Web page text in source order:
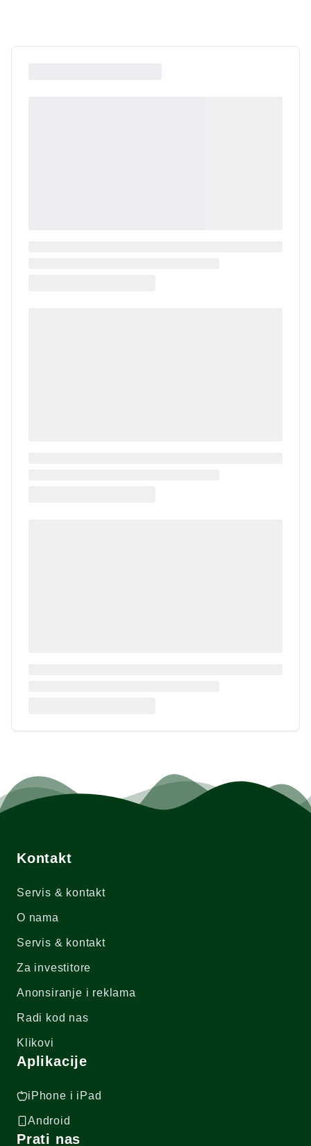
Kontakt
Servis & kontakt
O nama
Servis & kontakt
Za investitore
Anonsiranje i reklama
Radi kod nas
Klikovi
Aplikacije
iPhone i iPad
Android
Prati nas